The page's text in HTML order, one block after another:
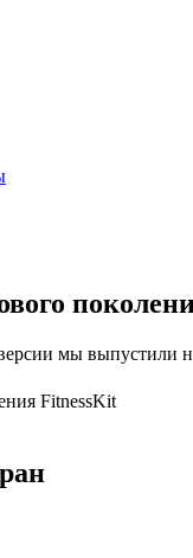
мы выпустили